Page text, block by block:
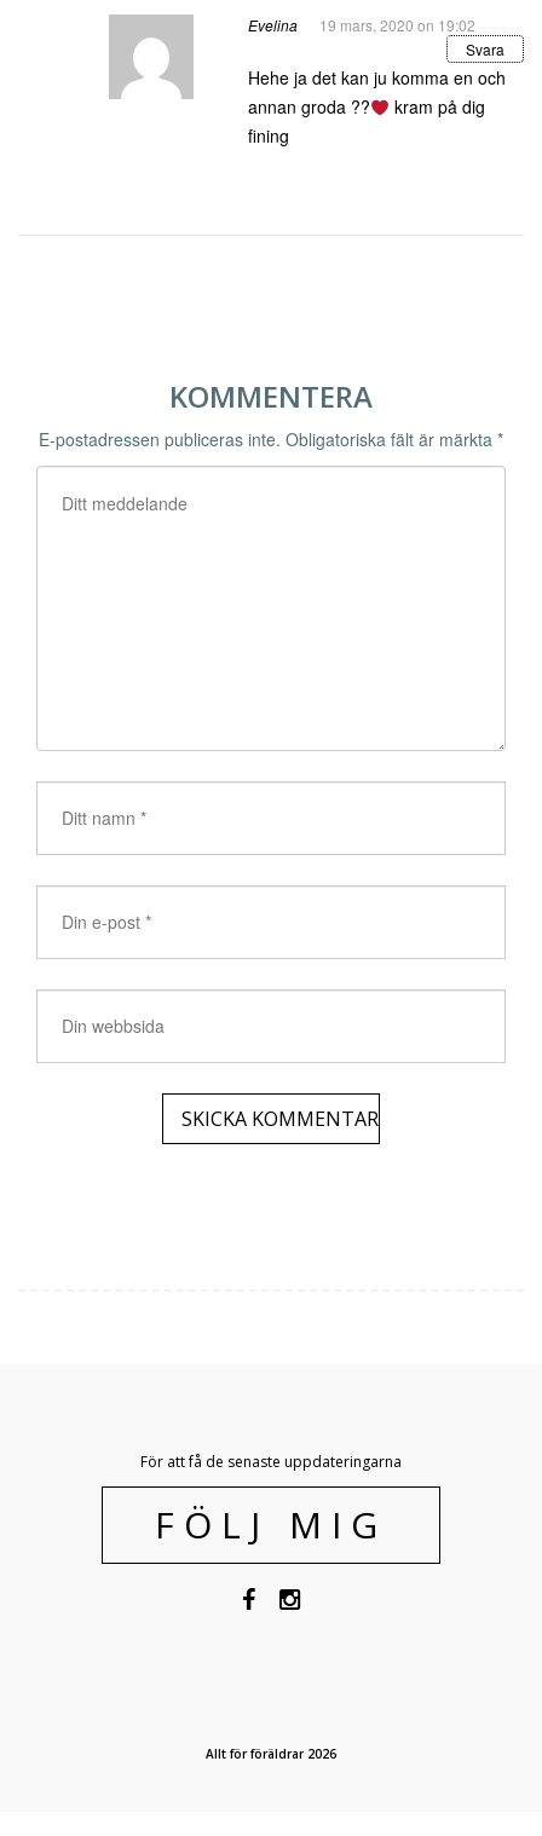
Evelina
19 mars, 2020 on 19:02
Svara
Hehe ja det kan ju komma en och
annan groda ??
kram på dig
fining
KOMMENTERA
E-postadressen publiceras inte. Obligatoriska fält är märkta *
För att få de senaste uppdateringarna
FÖLJ MIG
Allt för föräldrar 2026